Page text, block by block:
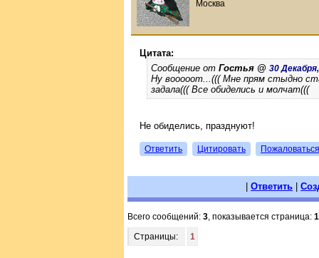
Москва
Цитата:
Сообщение от Гостья @ 30
Ну вооооот...((( Мне прям стыдно
задала((( Все обиделись и молчат(((
Не обиделись, празднуют!
Ответить Цитировать Пожаловаться
| Ответить |
Всего сообщений: 3 , показывается страница: 1
Страницы:
1